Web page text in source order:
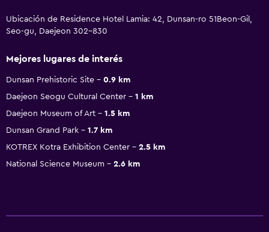
Ubicación de Residence Hotel Lamia: 42, Dunsan-ro 51Beon-Gil,
Seo-gu, Daejeon 302-830
Mejores lugares de interés
Dunsan Prehistoric Site
0.9 km
Daejeon Seogu Cultural Center
1 km
Daejeon Museum of Art
1.5 km
Dunsan Grand Park
1.7 km
KOTREX Kotra Exhibition Center
2.5 km
National Science Museum
2.6 km